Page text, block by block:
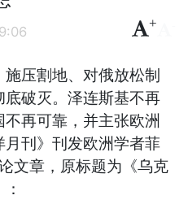
+
压割地、对俄放松制
破灭。泽连斯基不再
再可靠，并主张欧洲
刊》刊发欧洲学者菲
文章，原标题为《乌克